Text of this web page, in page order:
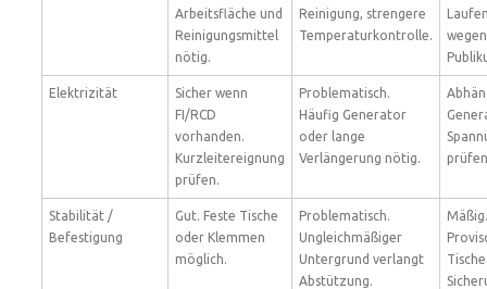
Arbeitsfläche und
Reinigungsmittel
nötig.
Reinigung, strengere
Temperaturkontrolle.
wegen
Elektrizität
Sicher wenn
FI/RCD
vorhanden.
Kurzleitereignung
prüfen.
Problematisch.
Häufig Generator
oder lange
Verlängerung nötig.
Stabilität /
Befestigung
Gut. Feste Tische
oder Klemmen
möglich.
Problematisch.
Ungleichmäßiger
Untergrund verlangt
Abstützung.
Mäßig.